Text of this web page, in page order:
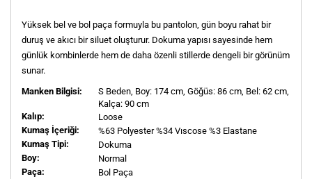
Yüksek bel ve bol paça formuyla bu pantolon, gün boyu rahat bir
duruş ve akıcı bir siluet oluşturur. Dokuma yapısı sayesinde hem
günlük kombinlerde hem de daha özenli stillerde dengeli bir görünüm
sunar.
Manken Bilgisi:
S Beden, Boy: 174 cm, Göğüs: 86 cm, Bel: 62 cm,
Kalça: 90 cm
Kalıp:
Loose
Kumaş İçeriği:
%63 Polyester %34 Vıscose %3 Elastane
Kumaş Tipi:
Dokuma
Boy:
Normal
Paça:
Bol Paça